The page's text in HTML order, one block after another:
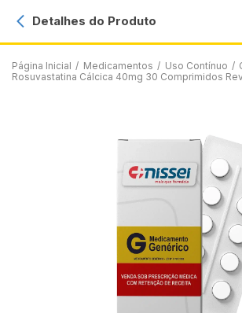
Página Inicial / Medicamentos / Uso Contínuo /
Rosuvastatina Cálcica 40mg 30 Comprimidos
Detalhes do Produto